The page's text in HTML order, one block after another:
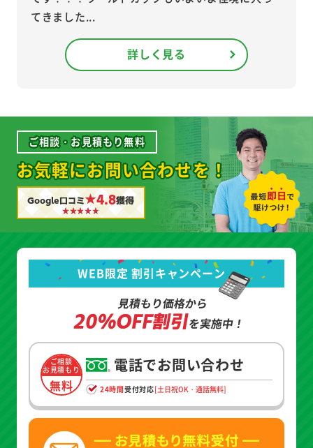
てきました...
詳しく見る
ご相談・お見積もり無料
お気軽にお問い合わせを！
Google口コミ★4.8獲得
WEB限定 割引キャンペーン
見積もり価格から
20%OFF割引を実施中！
ご相談
お見積もり
無料
電話でお問い合わせ
24時間受付対応[土日祝OK・通話無料]